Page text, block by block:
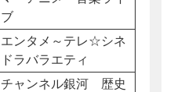
ブ
エンタメ～テレ☆シネ
ドラバラエティ
チャンネル銀河 歴史